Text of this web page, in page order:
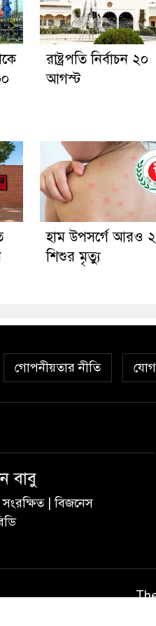
রাষ্ট্রপতি নির্বাচন ২০
আগস্ট
হাম উপসর্গে আরও ২
শিশুর মৃত্যু
গোপনীয়তার নীতি
বাবু
সংরক্ষিত | বিজনেস